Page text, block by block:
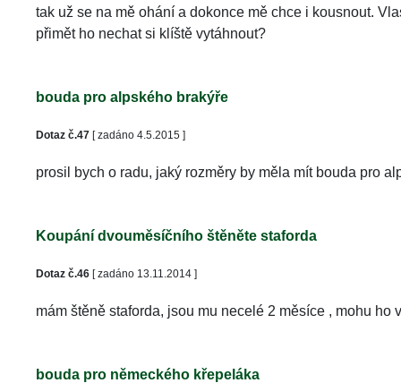
tak už se na mě ohání a dokonce mě chce i kousnout.
přimět ho nechat si klíště vytáhnout?
bouda pro alpského brakýře
Dotaz č.47 [ zadáno 4.5.2015 ]
prosil bych o radu, jaký rozměry by měla mít bouda pro
Koupání dvouměsíčního štěněte staforda
Dotaz č.46 [ zadáno 13.11.2014 ]
mám štěně staforda, jsou mu necelé 2 měsíce , mohu ho
bouda pro německého křepeláka